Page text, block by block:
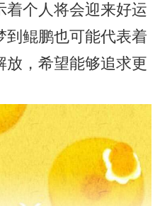
着个人将会迎来好运
到鲲鹏也可能代表着
放，希望能够追求更